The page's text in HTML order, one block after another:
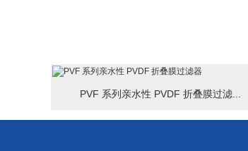
PVF 系列亲水性 PVDF 折叠膜过滤...